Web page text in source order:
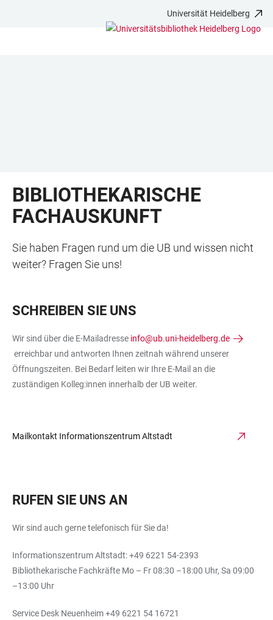
Universität Heidelberg
BIBLIOTHEKARISCHE
FACHAUSKUNFT
Sie haben Fragen rund um die UB und wissen nicht
weiter? Fragen Sie uns!
SCHREIBEN SIE UNS
Wir sind über die E-Mailadresse info@ub.uni-heidelberg.de
erreichbar und antworten Ihnen zeitnah während unserer
Öffnungszeiten. Bei Bedarf leiten wir Ihre E-Mail an die
zuständigen Kolleg:innen innerhalb der UB weiter.
Mailkontakt Informationszentrum Altstadt
RUFEN SIE UNS AN
Wir sind auch gerne telefonisch für Sie da!
Informationszentrum Altstadt: +49 6221 54-2393
Bibliothekarische Fachkräfte Mo – Fr 08:30 –18:00 Uhr, Sa 09:00
–13:00 Uhr
Service Desk Neuenheim +49 6221 54 16721